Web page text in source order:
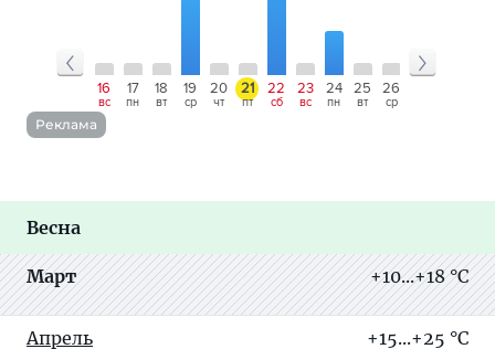
16
вс
17
пн
18
вт
19
ср
20
чт
21
пт
22
сб
23
вс
24
пн
25
вт
26
ср
Реклама
Весна
Март +10...+18 °C
Апрель +15...+25 °C